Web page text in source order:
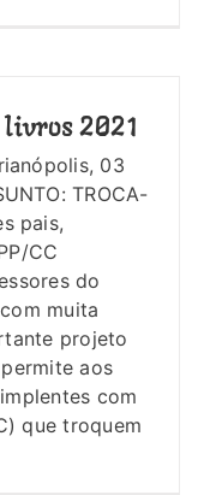
2021
03
TROCA-
pais,
CC
do
muita
projeto
aos
com
que troquem